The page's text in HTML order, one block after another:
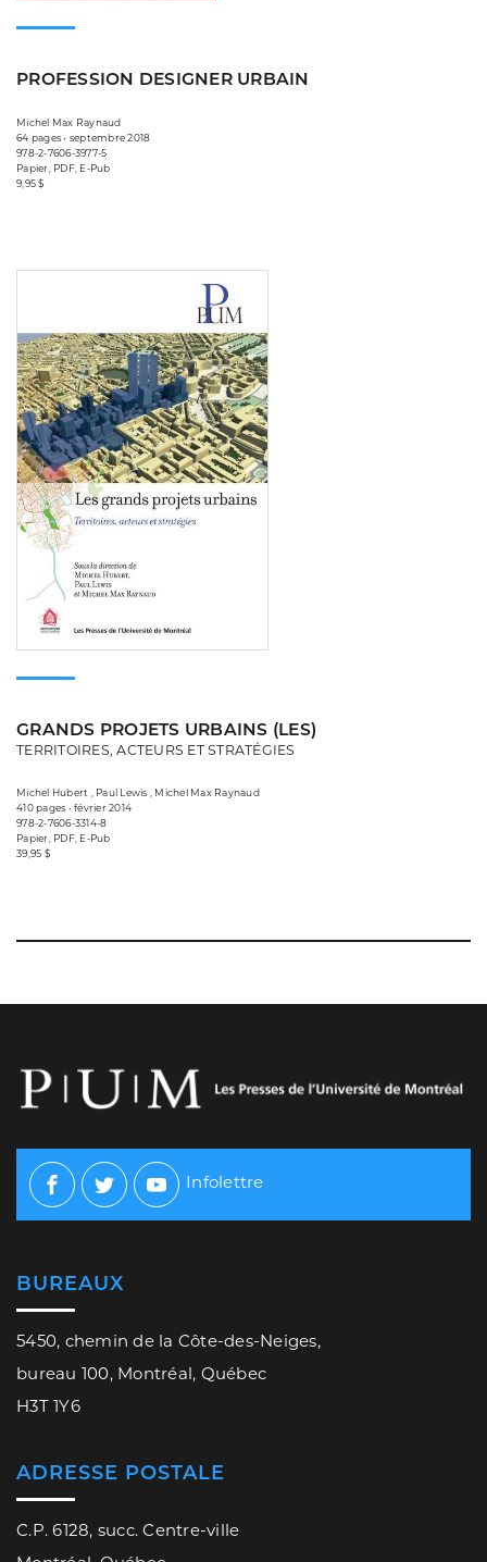
PROFESSION DESIGNER URBAIN
Michel Max Raynaud
64 pages • septembre 2018
978-2-7606-3977-5
Papier, PDF, E-Pub
9,95 $
GRANDS PROJETS URBAINS (LES)
TERRITOIRES, ACTEURS ET STRATÉGIES
Michel Hubert , Paul Lewis , Michel Max Raynaud
410 pages • février 2014
978-2-7606-3314-8
Papier, PDF, E-Pub
39,95 $
Facebook
TwitterYoutube
Infolettre
BUREAUX
5450, chemin de la Côte-des-Neiges,
bureau 100, Montréal, Québec
H3T 1Y6
ADRESSE POSTALE
C.P. 6128, succ. Centre-ville